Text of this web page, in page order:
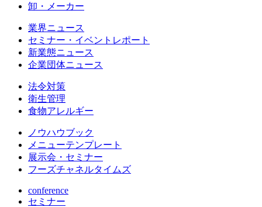
卸・メーカー
業界ニュース
セミナー・イベントレポート
新業態ニュース
企業団体ニュース
法令対策
衛生管理
食物アレルギー
ノウハウブック
メニューテンプレート
展示会・セミナー
フーズチャネルタイムズ
conference
セミナー